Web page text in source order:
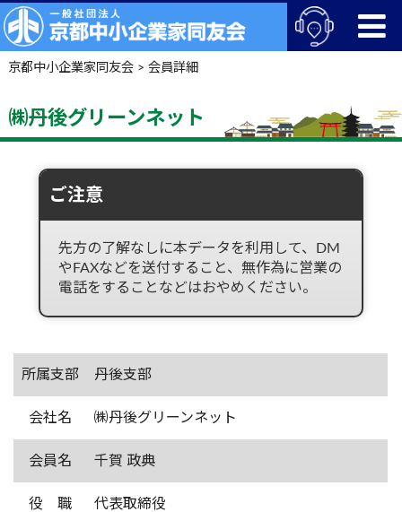
京都中小企業家同友会> 会員詳細
㈱丹後グリーンネット
ご注意
先方の了解なしに本データを利用して、DM
やFAXなどを送付すること、無作為に営業の
電話をすることなどはおやめください。
所属支部 丹後支部
会社名 ㈱丹後グリーンネット
会員名 千賀 政典
役 職 代表取締役